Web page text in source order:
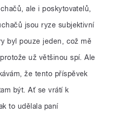
ale i poskytovatelů,
jsou ryze subjektivní
byl pouze jeden, což mě
už většinou spí. Ale
že tento příspěvek
být. Ať se vrátí k
to udělala paní